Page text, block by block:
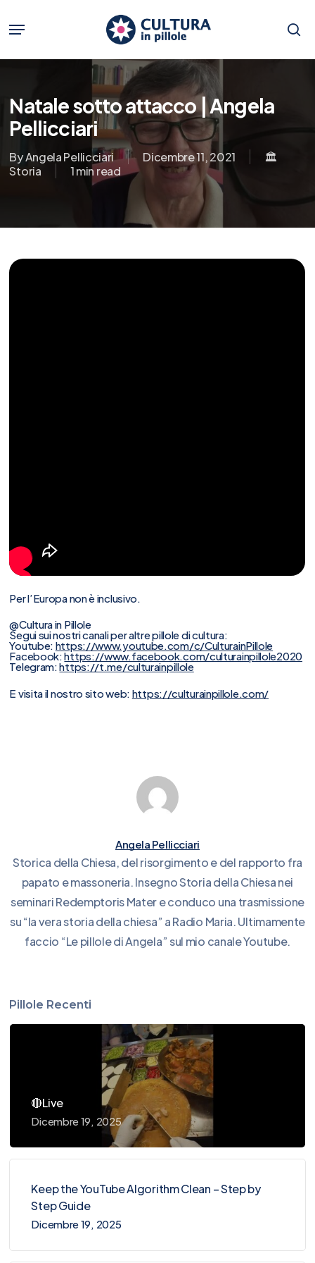
main
content
Menu
Natale sotto attacco | Angela
Pellicciari
ByAngela Pellicciari Dicembre 11, 2021
🏛️
Storia
1 min read
Per l’Europa non è inclusivo.
@Cultura in Pillole
Segui sui nostri canali per altre pillole di cultura:
Youtube: https://www.youtube.com/c/CulturainPillole
Facebook:https://www.facebook.com/culturainpillole2020
Telegram:https://t.me/culturainpillole
E visita il nostro sito web: https://culturainpillole.com/
Angela Pellicciari
Storica della Chiesa, del risorgimento e del rapporto fra
papato e massoneria. Insegno Storia della Chiesa nei
seminari Redemptoris Mater e conduco una trasmissione
su “la vera storia della chiesa” a Radio Maria. Ultimamente
faccio “Le pillole di Angela” sul mio canale Youtube.
Pillole Recenti
🔴Live
Dicembre 19, 2025
Keep the YouTube Algorithm Clean – Step by
Step Guide
Dicembre 19, 2025